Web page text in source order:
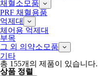
채혈소모품
PRF 채혈용품
억제대
체어용 억제대
부목
그 외 의약소모품
기타
총 155개의 제품이 있습니다.
상품 정렬